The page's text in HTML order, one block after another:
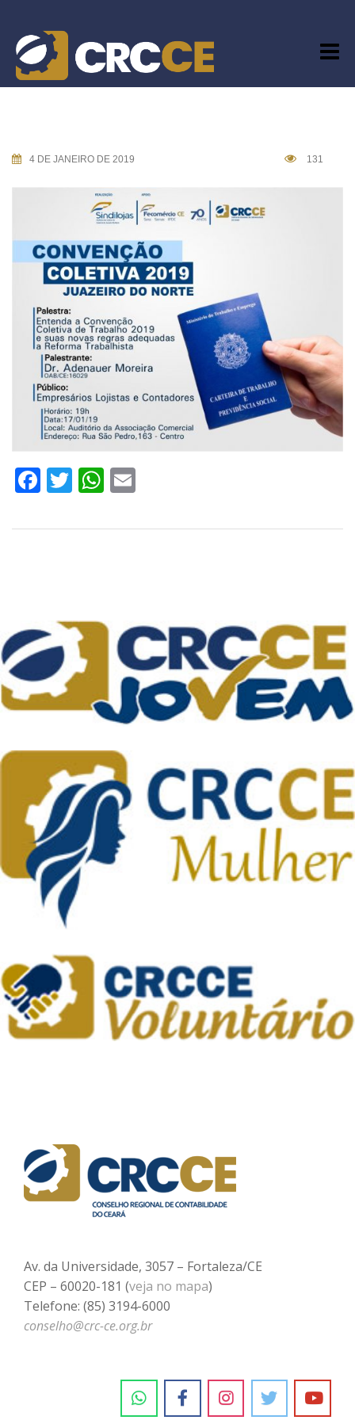
content
4 DE JANEIRO DE 2019 131
Facebook
TwitterWhatsApp
Av. da Universidade, 3057 – Fortaleza/CE
CEP – 60020-181 (veja no mapa)
Telefone: (85) 3194-6000
conselho@crc-ce.org.br